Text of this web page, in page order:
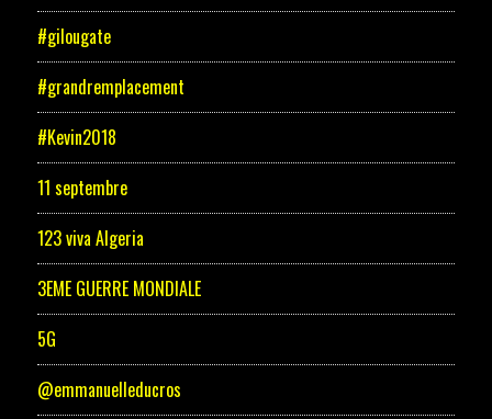
#gilougate
#grandremplacement
#Kevin2018
11 septembre
123 viva Algeria
3EME GUERRE MONDIALE
5G
@emmanuelleducros